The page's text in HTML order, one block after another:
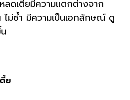
ดเตี้ยมีความแตกต่างจาก
ม่ซ้ำ มีความเป็นเอกลักษณ์ ดู
ย